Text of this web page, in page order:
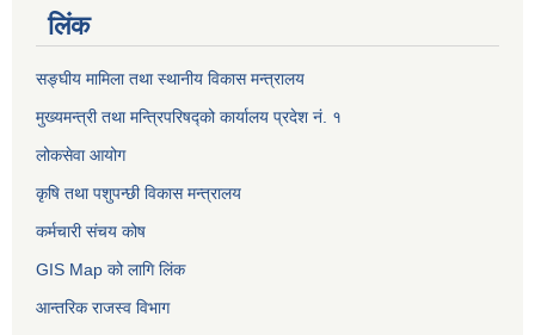
लिंक
सङ्घीय मामिला तथा स्थानीय विकास मन्त्रालय
मुख्यमन्त्री तथा मन्त्रिपरिषद्को कार्यालय प्रदेश नं. १
लोकसेवा आयोग ​​​​
कृषि तथा पशुपन्छी विकास मन्त्रालय
कर्मचारी संचय कोष
GIS Map को लागि लिंक
आन्तरिक राजस्व विभाग